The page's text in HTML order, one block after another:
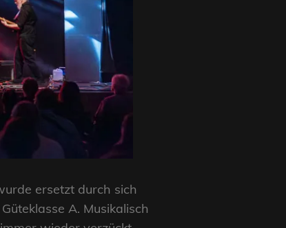
ersetzt durch sich
A. Musikalisch